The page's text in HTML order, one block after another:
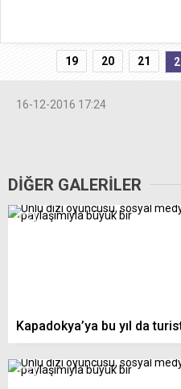
19 20 21
16-12-2016 17:24
DİĞER GALERİLER
Kapadokya’ya bu yıl da